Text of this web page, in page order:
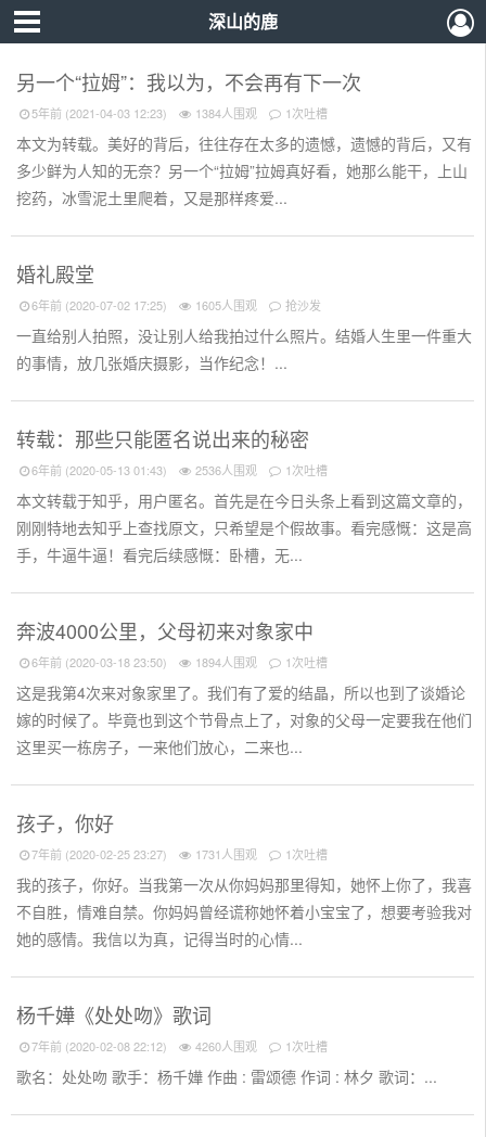
深山的鹿
另一个“拉姆”：我以为，不会再有下一次
5年前 (2021-04-03 12:23) 1384人围观 1次吐槽
本文为转载。美好的背后，往往存在太多的遗憾，遗憾的背后，又有
多少鲜为人知的无奈？另一个“拉姆”拉姆真好看，她那么能干，上山
挖药，冰雪泥土里爬着，又是那样疼爱...
婚礼殿堂
6年前 (2020-07-02 17:25) 1605人围观 抢沙发
一直给别人拍照，没让别人给我拍过什么照片。结婚人生里一件重大
的事情，放几张婚庆摄影，当作纪念！...
转载：那些只能匿名说出来的秘密
6年前 (2020-05-13 01:43) 2536人围观 1次吐槽
本文转载于知乎，用户匿名。首先是在今日头条上看到这篇文章的，
刚刚特地去知乎上查找原文，只希望是个假故事。看完感慨：这是高
手，牛逼牛逼！看完后续感慨：卧槽，无...
奔波4000公里，父母初来对象家中
6年前 (2020-03-18 23:50) 1894人围观 1次吐槽
这是我第4次来对象家里了。我们有了爱的结晶，所以也到了谈婚论
嫁的时候了。毕竟也到这个节骨点上了，对象的父母一定要我在他们
这里买一栋房子，一来他们放心，二来也...
孩子，你好
7年前 (2020-02-25 23:27) 1731人围观 1次吐槽
我的孩子，你好。当我第一次从你妈妈那里得知，她怀上你了，我喜
不自胜，情难自禁。你妈妈曾经谎称她怀着小宝宝了，想要考验我对
她的感情。我信以为真，记得当时的心情...
杨千嬅《处处吻》歌词
7年前 (2020-02-08 22:12) 4260人围观 1次吐槽
歌名：处处吻 歌手：杨千嬅 作曲 : 雷颂德 作词 : 林夕 歌词：...